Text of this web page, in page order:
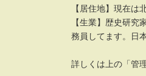
【居住地】現在は
【生業】歴史研究
務員してます。日
詳しくは上の「管